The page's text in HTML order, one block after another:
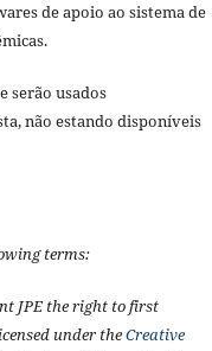
de apoio ao sistema de
serão usados
não estando disponíveis
terms:
JPE the right to first
under theCreative